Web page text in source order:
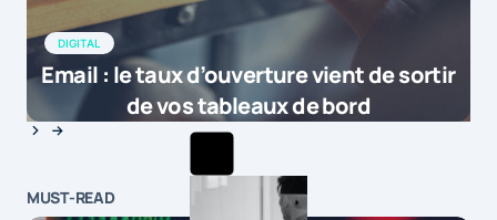
DIGITAL
Email : le taux d’ouverture vient de sortir
de vos tableaux de bord
MUST-READ